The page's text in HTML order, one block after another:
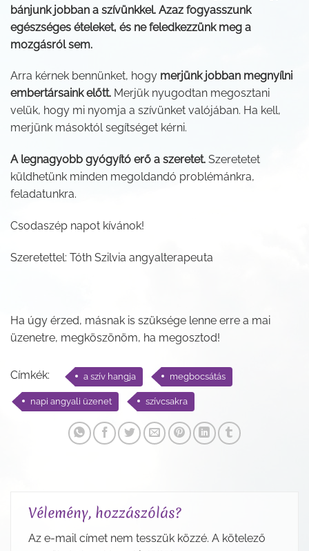
bánjunk jobban a szívünkkel. Azaz fogyasszunk
egészséges ételeket, és ne feledkezzünk meg a
mozgásról sem.
Arra kérnek bennünket, hogy merjünk jobban megnyílni
embertársaink előtt. Merjük nyugodtan megosztani
velük, hogy mi nyomja a szívünket valójában. Ha kell,
merjünk másoktól segítséget kérni.
A legnagyobb gyógyító erő a szeretet. Szeretetet
küldhetünk minden megoldandó problémánkra,
feladatunkra.
Csodaszép napot kívánok!
Szeretettel: Tóth Szilvia angyalterapeuta
Ha úgy érzed, másnak is szüksége lenne erre a mai
üzenetre, megköszönöm, ha megosztod!
Címkék: a szív hangja megbocsátás
napi angyali üzenet szívcsakra
Vélemény, hozzászólás?
Az e-mail címet nem tesszük közzé. A kötelező